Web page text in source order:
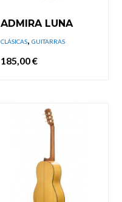
ADMIRA LUNA
CLÁSICAS, GUITARRAS
185,00€